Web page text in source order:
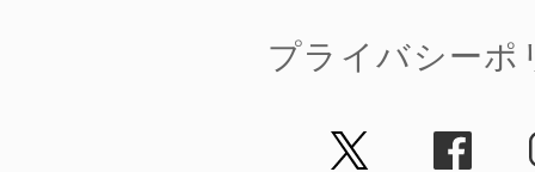
プライバシーポ